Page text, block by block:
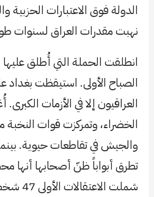
الدولة فوق الاعتبارات
نهبت مقدرات العراق لسنوات
انطلقت الحملة التي أُطلق
الصباح الأولى. استيقظت
العراقيون إلا في الأزمات
الخضراء، وتمركزت قوات
والجيش في تقاطعات حيوية.
تطرق أبواباً ظنّ أصحابها أنها
شملت